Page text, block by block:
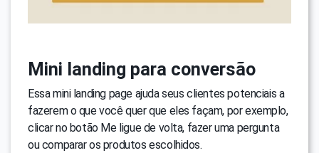
Mini landing para conversão
Essa mini landing page ajuda seus clientes potenciais a
fazerem o que você quer que eles façam, por exemplo,
clicar no botão Me ligue de volta, fazer uma pergunta
ou comparar os produtos escolhidos.